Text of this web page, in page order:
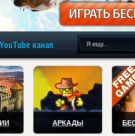
YouTube канал
АРКАДЫ